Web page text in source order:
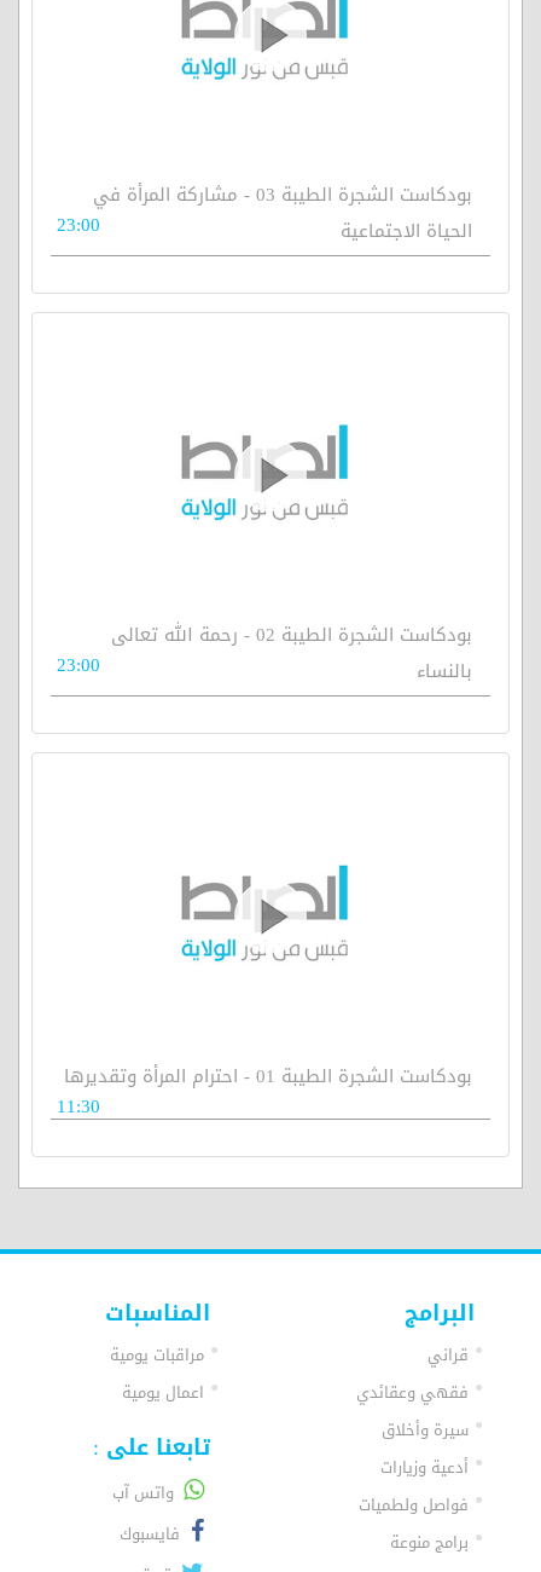
بودكاست الشجرة الطيبة 03 - مشاركة المرأة في
الحياة الاجتماعية
23:00
بودكاست الشجرة الطيبة 02 - رحمة الله تعالى
بالنساء
23:00
بودكاست الشجرة الطيبة 01 - احترام المرأة وتقديرها
11:30
البرامج
قراني
فقهي وعقائدي
سيرة وأخلاق
أدعية وزيارات
فواصل ولطميات
برامج منوعة
المناسبات
مراقبات يومية
اعمال يومية
تابعنا على :
واتس آب
فايسبوك